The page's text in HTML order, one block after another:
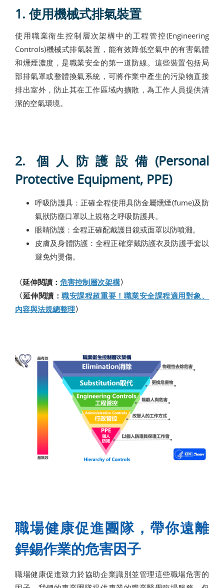
1. 使用機械式排氣裝置
使用職業衛生控制層次架構中的工程管控(Engineering
Controls)機械式排氣裝置，能有效降低空氣中的有害氣體
和燻煙濃度，是職業安全的第一道防線。這些裝置包括局
部排氣罩或整體換氣系統，可將作業中產生的污染物直接
排出室外，防止其在工作區域內擴散，為工作人員提供清
潔的空氣環境。
2. 個人防護設備(Personal
Protective Equipment, PPE)
呼吸防護具：正確全程使用具防金屬燻煙(fume)及防
氣狀防塵口罩以上規格之呼吸防護具。
眼睛防護：全程正確配戴護目鏡或面罩以防噴濺。
皮膚及身體防護：全程正確穿戴防護衣及防護手套以
避免灼燙傷。
〈延伸閱讀： 危害控制層次架構〉
〈延伸閱讀：職安課程超重要！職業安全課程適用對象、
內容與法規總整理〉
職場健康促進團隊，帶你遠離
銲錫作業的危害因子
職場健康促進致力於協助企業識別並管理這些職場危害的